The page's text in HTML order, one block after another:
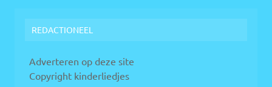
REDACTIONEEL
Adverteren op deze site
Copyright kinderliedjes